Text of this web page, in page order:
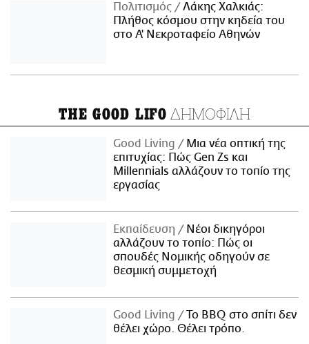
Πολιτισμός
Λάκης Χαλκιάς:
Πλήθος κόσμου στην κηδεία του
στο Α' Νεκροταφείο Αθηνών
THE GOOD LIFO ΔΗΜΟΦΙΛΗ
Good Living
Μια νέα οπτική της
επιτυχίας: Πώς Gen Zs και
Millennials αλλάζουν το τοπίο της
εργασίας
Εκπαίδευση
Νέοι δικηγόροι
αλλάζουν το τοπίο: Πώς οι
σπουδές Νομικής οδηγούν σε
θεσμική συμμετοχή
Good Living
Το BBQ στο σπίτι δεν
θέλει χώρο. Θέλει τρόπο.